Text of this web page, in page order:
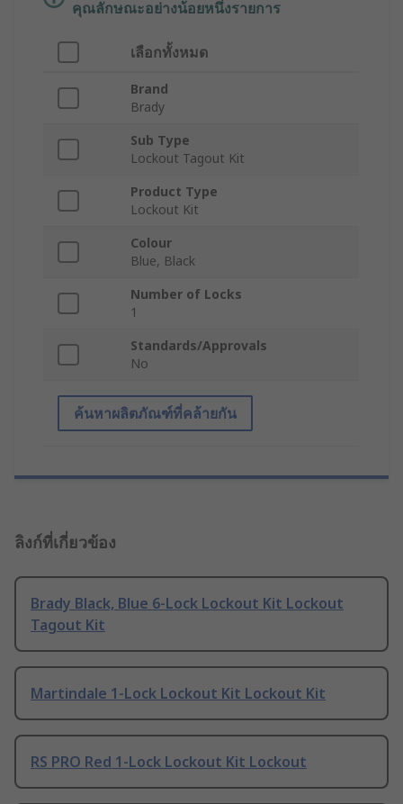
คุณลักษณะอย่างน้อยหนึ่งรายการ
เลือกทั้งหมด
Brand
Brady
Sub Type
Lockout Tagout Kit
Product Type
Lockout Kit
Colour
Blue, Black
Number of Locks
1
Standards/Approvals
No
ค้นหาผลิตภัณฑ์ที่คล้ายกัน
ลิงก์ที่เกี่ยวข้อง
Brady Black, Blue 6-Lock Lockout Kit Lockout
Tagout Kit
Martindale 1-Lock Lockout Kit Lockout Kit
RS PRO Red 1-Lock Lockout Kit Lockout